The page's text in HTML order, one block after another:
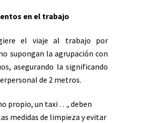
en el trabajo
el viaje al trabajo por
supongan la agrupación con
asegurando la significando
de 2 metros.
propio, un taxi …, deben
medidas de limpieza y evitar